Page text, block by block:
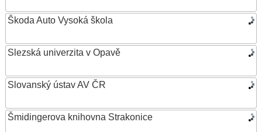
Škoda Auto Vysoká škola
Slezská univerzita v Opavě
Slovanský ústav AV ČR
Šmidingerova knihovna Strakonice